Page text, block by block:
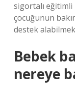
sigortalı eğitimli
çocuğunun
destek
Bebek
nereye